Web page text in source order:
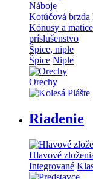
Náboje
Kotúčová brzda
Kónusy a matice
príslušenstvo
Špice, niple
Špice Niple
Orechy
Riadenie
Hlavové
Integrované